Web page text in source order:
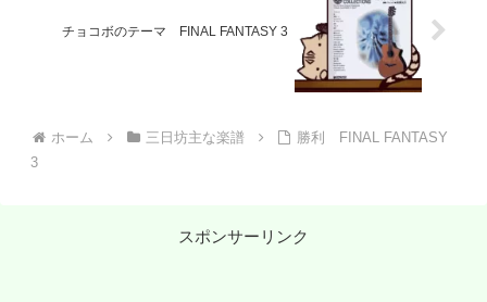
チョコボのテーマ FINAL FANTASY 3
ホーム 三日坊主な楽譜
勝利 FINAL FANTASY
3
スポンサーリンク